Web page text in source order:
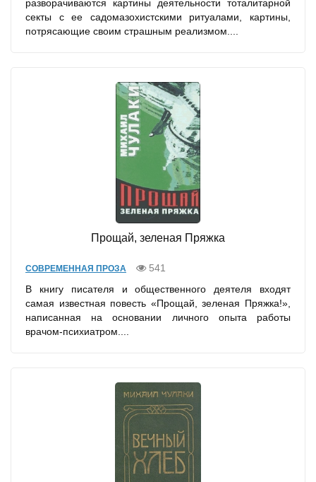
разворачиваются картины деятельности тоталитарной
секты с ее садомазохистскими ритуалами, картины,
потрясающие своим страшным реализмом....
Прощай, зеленая Пряжка
СОВРЕМЕННАЯ ПРОЗА
541
В книгу писателя и общественного деятеля входят
самая известная повесть «Прощай, зеленая Пряжка!»,
написанная на основании личного опыта работы
врачом-психиатром....